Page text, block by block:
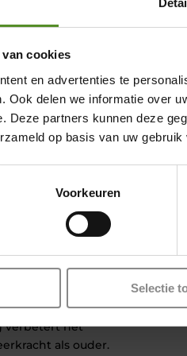
cookies
en advertenties te
Ook delen we informatie over
Deze partners kunnen deze
op basis van uw
Voorkeuren
Selectie
moe wakker wordt.
Een doorgezakt bed
investering kan
betekent kiezen voor
matras geeft
traagschuim matras
Beide opties kunnen
klopt.
het aantal
U kunt wél de kwaliteit
kopen verhoogt herstel.
matras
tegen rugpijn
verbetert het
als ouder.
Donderdag
Vrijdag
Zaterdag
Zondag